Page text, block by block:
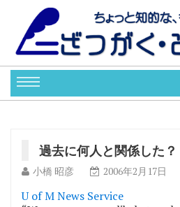
過去に何人と関係した？
小橋 昭彦 2006年2月17日
U of M News Service